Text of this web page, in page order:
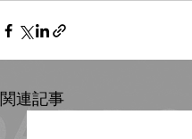
関連記事